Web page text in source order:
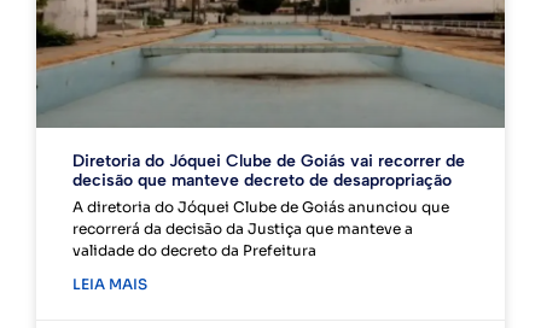
Diretoria do Jóquei Clube de Goiás vai recorrer de
decisão que manteve decreto de desapropriação
A diretoria do Jóquei Clube de Goiás anunciou que
recorrerá da decisão da Justiça que manteve a
validade do decreto da Prefeitura
LEIA MAIS